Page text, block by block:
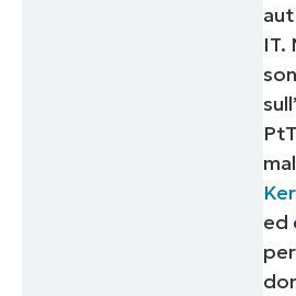
IT.
ed
Inizia la tua prova
Nessuna carta di credito
completo a tutte le